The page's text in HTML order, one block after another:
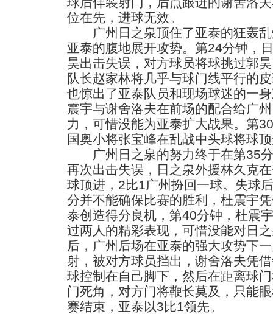
位在先，进球无效。
广州日之泉顶住了亚泰的狂轰乱
亚泰的腹地展开攻势。第24分钟，
昊出击失误，对方球员将球挑过郭
队长赵家林将几乎与球门线平行的
也惊出了亚泰队员和现场球迷的一
震宇与谢舍洛夫在前场的配合给广
力，可惜没能为亚泰扩大战果。第
国奥小将张宝峰在乱战中头球将球
广州日之泉的努力终于在第35分
再次出击失误，日之泉外援林久克
球顶进，2比1广州扮回一球。失球
分并不能确保比赛的胜利，杜震宇
泰创造得分良机，第40分钟，杜震
过两人的精彩表现，可惜没能对日
后，广州后场在亚泰的强大攻势下
射，被对方球员挡出，谢舍洛夫凭
球控制在自己脚下，然后在距离球
门死角，对方门将鞭长莫及，只能
赛结束，亚泰以3比1领先。